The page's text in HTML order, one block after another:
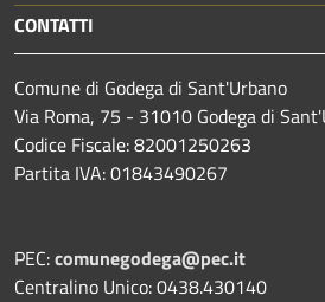
CONTATTI
Comune di Godega di Sant'Urbano
Via Roma, 75 - 31010 Godega di
Codice Fiscale: 82001250263
Partita IVA: 01843490267
PEC:comunegodega@pec.it
Centralino Unico: 0438.430140